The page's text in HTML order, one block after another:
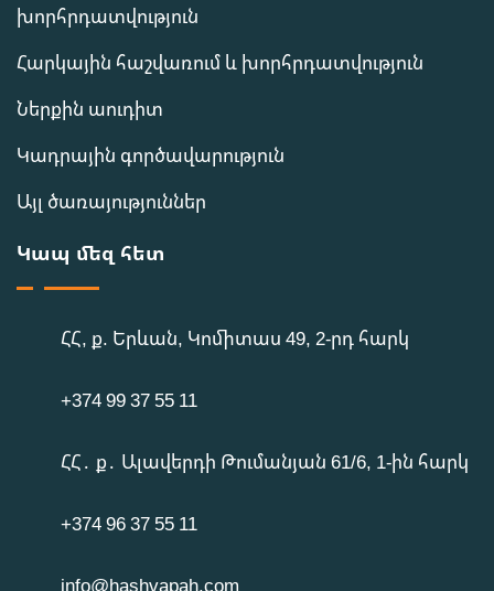
խորհրդատվություն
Հարկային հաշվառում և խորհրդատվություն
Ներքին աուդիտ
Կադրային գործավարություն
Այլ ծառայություններ
Կապ մեզ հետ
ՀՀ, ք. Երևան, Կոմիտաս 49, 2-րդ հարկ
+374 99 37 55 11
ՀՀ․ ք․ Ալավերդի Թումանյան 61/6, 1-ին հարկ
+374 96 37 55 11
info@hashvapah.com